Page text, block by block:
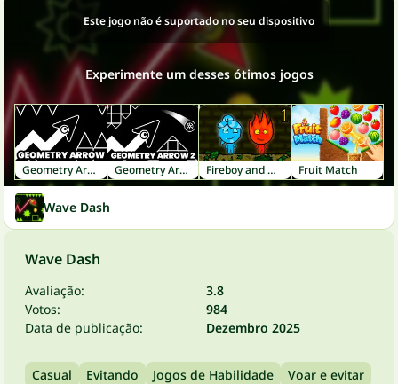
Este jogo não é suportado no seu dispositivo
Experimente um desses ótimos jogos
Geometry Arrow Geometry Arrow 2 Fireboy and Watergirl 1: Forest Temple Fruit Match
Wave Dash
Wave Dash
Avaliação:
3.8
Votos:
984
Data de publicação:
Dezembro 2025
Casual Evitando Jogos de Habilidade Voar e evitar